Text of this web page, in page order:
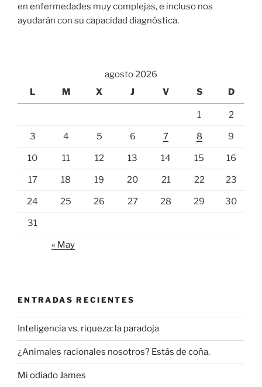
en enfermedades muy complejas, e incluso nos
ayudarán con su capacidad diagnóstica.
agosto 2026
L
M X J V S D
1 2
3 4 5 6 7 8 9
10 11 12 13 14 15 16
17 18 19 20 21 22 23
24 25 26 27 28 29 30
31
« May
ENTRADAS RECIENTES
Inteligencia vs. riqueza: la paradoja
¿Animales racionales nosotros? Estás de coña.
Mi odiado James